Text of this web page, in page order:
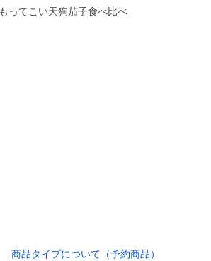
ってこい天狗茄子食べ比べ
商品タイプについて（予約商品）